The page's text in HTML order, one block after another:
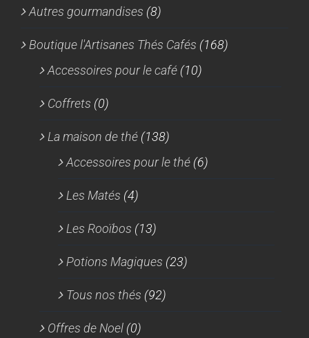
Autres gourmandises (8)
Boutique l'Artisanes Thés Cafés (168)
Accessoires pour le café (10)
Coffrets (0)
La maison de thé (138)
Accessoires pour le thé (6)
Les Matés (4)
Les Rooïbos (13)
Potions Magiques (23)
Tous nos thés (92)
Offres de Noel (0)